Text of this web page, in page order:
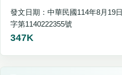
發文日期：中華民國114年8月19
字第1140222355號
347K